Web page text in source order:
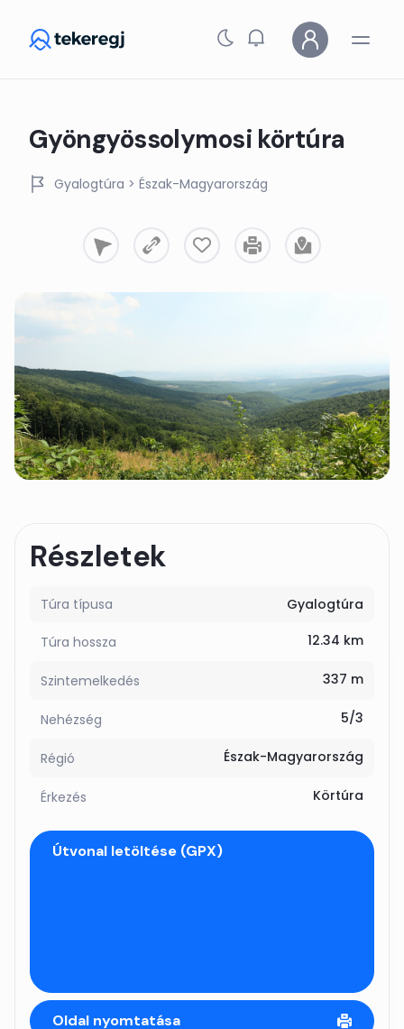
Gyöngyössolymosi körtúra
Gyalogtúra > Észak-Magyarország
Részletek
Túra típusa Gyalogtúra
Túra hossza 12.34 km
Szintemelkedés 337 m
Nehézség 5/3
Régió Észak-Magyarország
Érkezés Körtúra
Útvonal letöltése (GPX)
Oldal nyomtatása